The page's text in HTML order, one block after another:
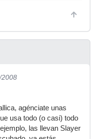
2008
agénciate unas
usa todo (o casi) todo
las llevan Slayer